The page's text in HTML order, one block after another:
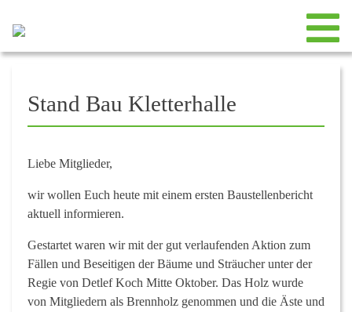
Stand Bau Kletterhalle
Liebe Mitglieder,
wir wollen Euch heute mit einem ersten Baustellenbericht
aktuell informieren.
Gestartet waren wir mit der gut verlaufenden Aktion zum
Fällen und Beseitigen der Bäume und Sträucher unter der
Regie von Detlef Koch Mitte Oktober. Das Holz wurde
von Mitgliedern als Brennholz genommen und die Äste und